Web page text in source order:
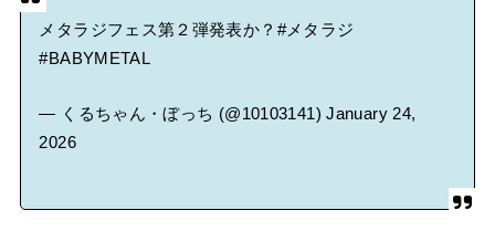
メタラジフェス第２弾発表か？ #メタラジ
#BABYMETAL
— くるちゃん・ぼっち (@10103141)January 24,
2026